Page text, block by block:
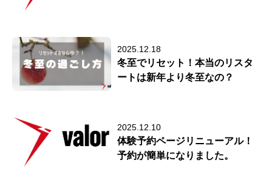
2025.12.18
冬至でリセット！本当のリスタ
ートは新年より冬至なの？
2025.12.10
体験予約ページリニューアル！
予約が簡単になりました。